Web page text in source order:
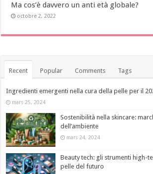
Ma cos’è davvero un anti età globale?
octobre 2, 2022
Recent Popular Comments Tags
Ingredienti emergenti nella cura della pelle per il
mars 25, 2024
Sostenibilità nella skincare:
dell’ambiente
mars 24, 2024
Beauty tech: gli strumenti high-
pelle del futuro